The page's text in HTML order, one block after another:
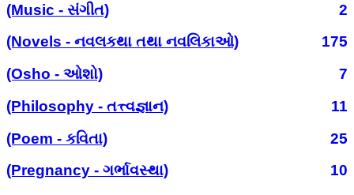
(Music - સંગીત)
2
(Novels - નવલકથા તથા નવલિકાઓ)
175
(Osho - ઓશો)
7
(Philosophy - તત્ત્વજ્ઞાન)
11
(Poem - કવિતા)
25
(Pregnancy - ગર્ભાવસ્થા)
10